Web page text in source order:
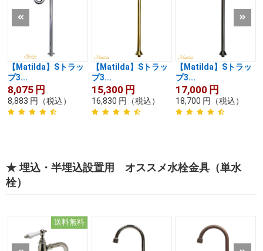
【Matilda】Sトラッ
プ3...
8,075 円
8,883 円 （税込）
【Matilda】Sトラッ
プ3...
15,300 円
16,830 円 （税込）
【Matilda】Sトラッ
プ3...
17,000 円
18,700 円 （税込）
★ 埋込・半埋込設置用 オススメ水栓金具（単水
栓）
送料無料